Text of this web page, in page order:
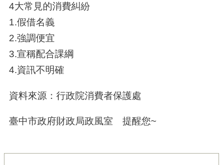
4大常見的消費糾紛
1.假借名義
2.強調便宜
3.宣稱配合課綱
4.資訊不明確
資料來源：行政院消費者保護處
臺中市政府財政局政風室 提醒您~